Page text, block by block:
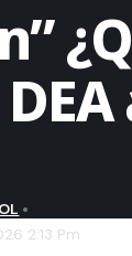
2:13 Pm